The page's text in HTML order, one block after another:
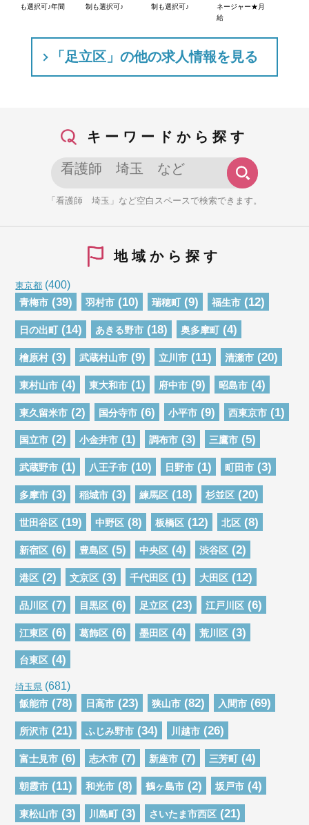
も選択可♪年間 制も選択可♪ 制も選択可♪
ネージャー★月
給
「足立区」の他の求人情報を見る
キーワードから探す
「看護師 埼玉」など空白スペースで検索できます。
地域から探す
東京都 (400)
青梅市 (39) 羽村市 (10) 瑞穂町 (9) 福生市 (12)
日の出町 (14) あきる野市 (18) 奥多摩町 (4)
檜原村 (3) 武蔵村山市 (9) 立川市 (11) 清瀬市 (20)
東村山市 (4) 東大和市 (1) 府中市 (9) 昭島市 (4)
東久留米市 (2) 国分寺市 (6) 小平市 (9) 西東京市 (1)
国立市 (2) 小金井市 (1) 調布市 (3) 三鷹市 (5)
武蔵野市 (1) 八王子市 (10) 日野市 (1) 町田市 (3)
多摩市 (3) 稲城市 (3) 練馬区 (18) 杉並区 (20)
世田谷区 (19) 中野区 (8) 板橋区 (12) 北区 (8)
新宿区 (6) 豊島区 (5) 中央区 (4) 渋谷区 (2)
港区 (2) 文京区 (3) 千代田区 (1) 大田区 (12)
品川区 (7) 目黒区 (6) 足立区 (23) 江戸川区 (6)
江東区 (6) 葛飾区 (6) 墨田区 (4) 荒川区 (3)
台東区 (4)
埼玉県 (681)
飯能市 (78) 日高市 (23) 狭山市 (82) 入間市 (69)
所沢市 (21) ふじみ野市 (34) 川越市 (26)
富士見市 (6) 志木市 (7) 新座市 (7) 三芳町 (4)
朝霞市 (11) 和光市 (8) 鶴ヶ島市 (2) 坂戸市 (4)
東松山市 (3) 川島町 (3) さいたま市西区 (21)